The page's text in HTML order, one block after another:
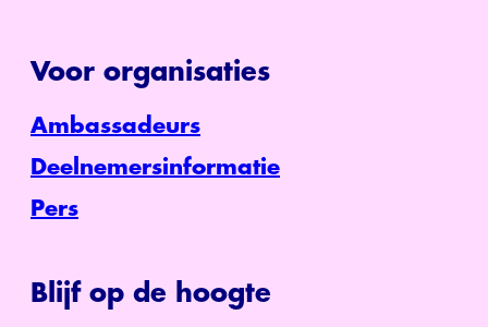
Voor organisaties
Ambassadeurs
Deelnemersinformatie
Pers
Blijf op de hoogte